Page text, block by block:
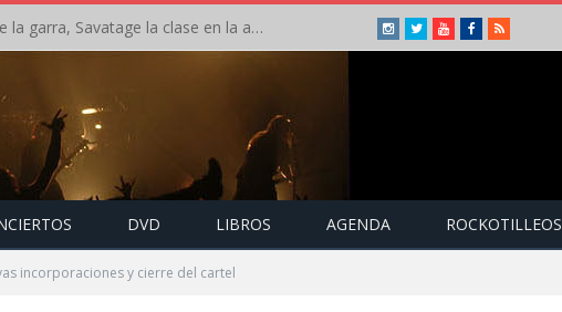
Crónica: Slaugther to Prevail pone la garra, Savatage la clase en la apertura del Leyendas del Rock – Miércoles – Agosto 2026 Instagram
TwitterYoutubeFacebook
RSS
DVD LIBROS AGENDA ROCKOTILLEOS
incorporaciones y cierre del cartel